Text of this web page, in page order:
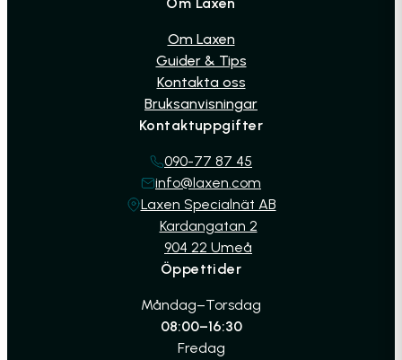
Om Laxen
Om Laxen
Guider & Tips
Kontakta oss
Bruksanvisningar
Kontaktuppgifter
090-77 87 45
info@laxen.com
Laxen Specialnät AB
Kardangatan 2
904 22 Umeå
Öppettider
Måndag–Torsdag
08:00–16:30
Fredag